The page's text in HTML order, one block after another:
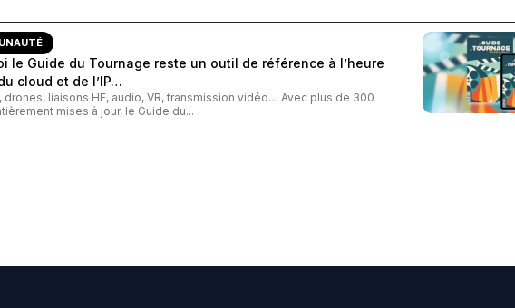
le Guide du Tournage reste un outil de référence à l’heure
cloud et de l’IP…
drones, liaisons HF, audio, VR, transmission vidéo… Avec plus de 300
mises à jour, le Guide du...